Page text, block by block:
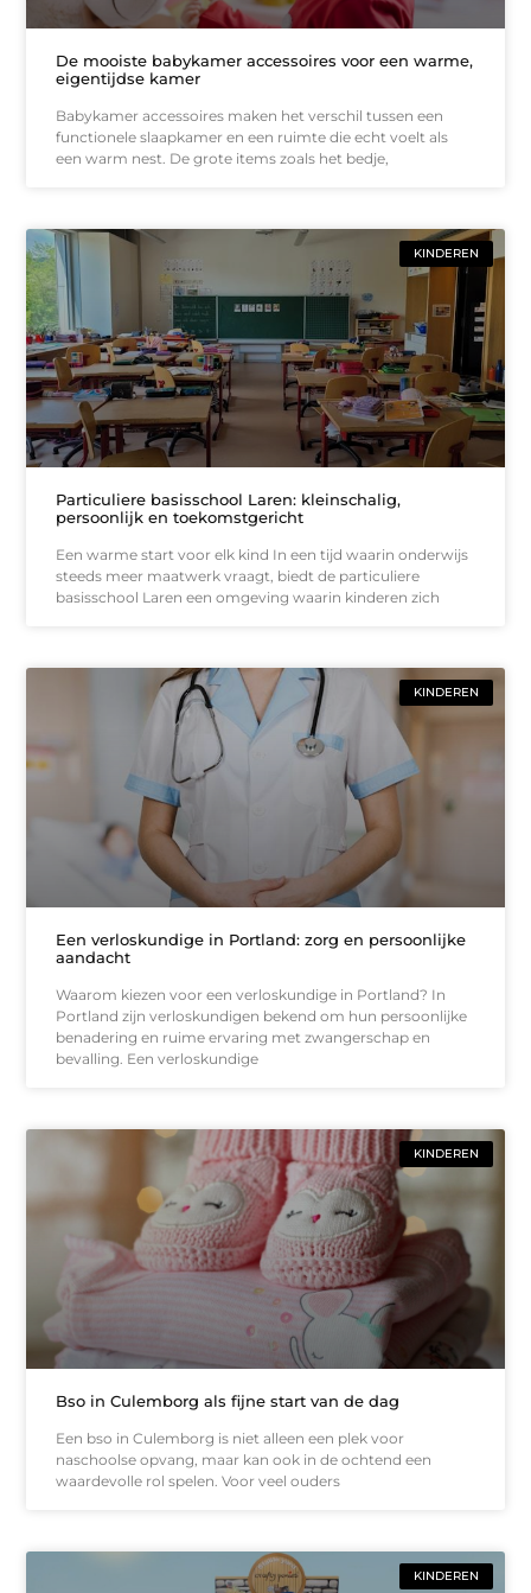
De mooiste babykamer accessoires voor een warme,
eigentijdse kamer
Babykamer accessoires maken het verschil tussen een
functionele slaapkamer en een ruimte die echt voelt als
een warm nest. De grote items zoals het bedje,
KINDEREN
Particuliere basisschool Laren: kleinschalig,
persoonlijk en toekomstgericht
Een warme start voor elk kind In een tijd waarin onderwijs
steeds meer maatwerk vraagt, biedt de particuliere
basisschool Laren een omgeving waarin kinderen zich
KINDEREN
Een verloskundige in Portland: zorg en persoonlijke
aandacht
Waarom kiezen voor een verloskundige in Portland? In
Portland zijn verloskundigen bekend om hun persoonlijke
benadering en ruime ervaring met zwangerschap en
bevalling. Een verloskundige
KINDEREN
Bso in Culemborg als fijne start van de dag
Een bso in Culemborg is niet alleen een plek voor
naschoolse opvang, maar kan ook in de ochtend een
waardevolle rol spelen. Voor veel ouders
KINDEREN